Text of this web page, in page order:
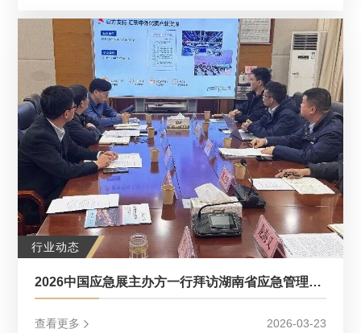
行业动态
2026中国应急展主办方一行拜访湖南省应急管理厅等单位
查看更多 2026-03-23